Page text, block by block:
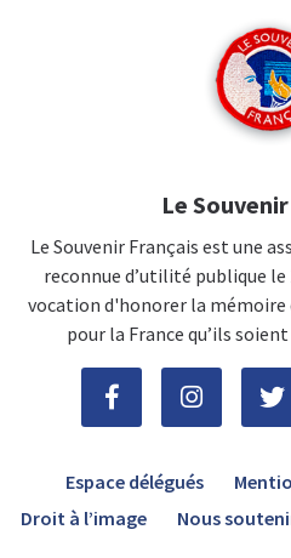
Le
Le Souvenir Français est une
reconnue d’utilité publique le
vocation d'honorer la mémoire
pour la France qu’ils
Espace délégués
Droit à l’image
Nous